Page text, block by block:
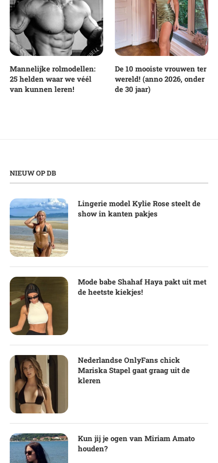
Mannelijke rolmodellen:
25 helden waar we véél
van kunnen leren!
De 10 mooiste vrouwen ter
wereld! (anno 2026, onder
de 30 jaar)
NIEUW OP DB
Lingerie model Kylie Rose steelt de
show in kanten pakjes
Mode babe Shahaf Haya pakt uit met
de heetste kiekjes!
Nederlandse OnlyFans chick
Mariska Stapel gaat graag uit de
kleren
Kun jij je ogen van Miriam Amato
houden?